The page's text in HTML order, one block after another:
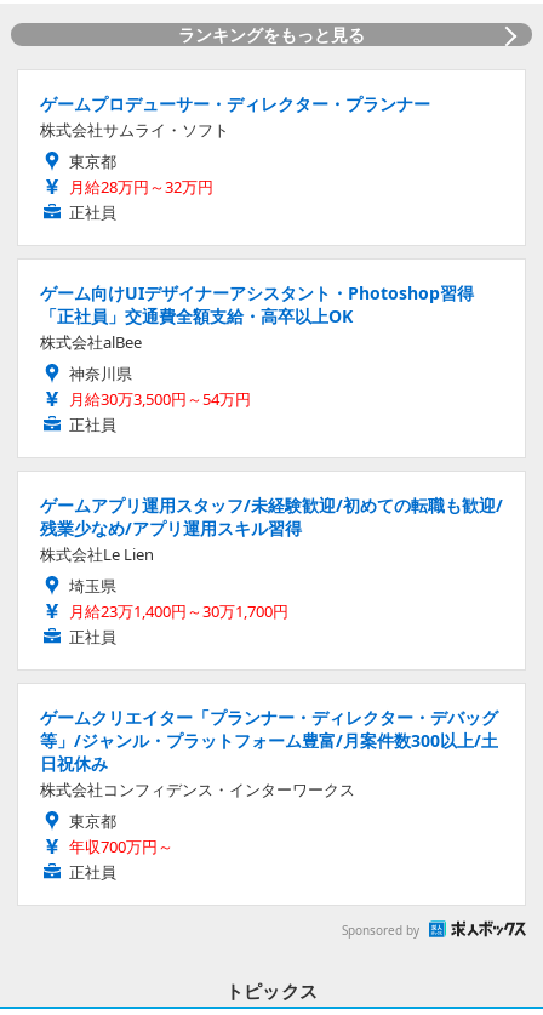
ランキングをもっと見る
ゲームプロデューサー・ディレクター・プランナー
株式会社サムライ・ソフト
東京都
月給28万円～32万円
正社員
ゲーム向けUIデザイナーアシスタント・Photoshop習得
「正社員」交通費全額支給・高卒以上OK
株式会社alBee
神奈川県
月給30万3,500円～54万円
正社員
ゲームアプリ運用スタッフ/未経験歓迎/初めての転職も歓迎/
残業少なめ/アプリ運用スキル習得
株式会社Le Lien
埼玉県
月給23万1,400円～30万1,700円
正社員
ゲームクリエイター「プランナー・ディレクター・デバッグ
等」/ジャンル・プラットフォーム豊富/月案件数300以上/土
日祝休み
株式会社コンフィデンス・インターワークス
東京都
年収700万円～
正社員
Sponsored by
トピックス